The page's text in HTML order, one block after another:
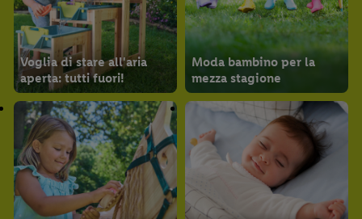
Voglia di stare all'aria
aperta: tutti fuori!
Moda bambino per la
mezza stagione